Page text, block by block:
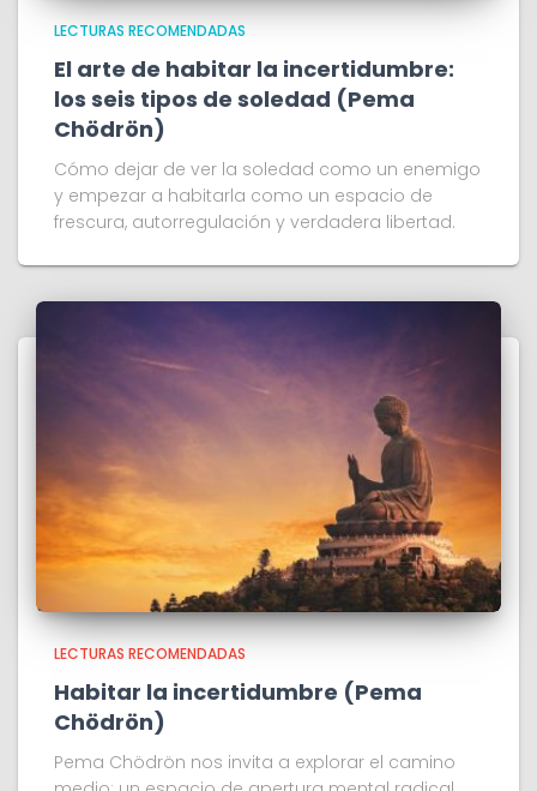
LECTURAS RECOMENDADAS
El arte de habitar la incertidumbre:
los seis tipos de soledad (Pema
Chödrön)
Cómo dejar de ver la soledad como un enemigo
y empezar a habitarla como un espacio de
frescura, autorregulación y verdadera libertad.
LECTURAS RECOMENDADAS
Habitar la incertidumbre (Pema
Chödrön)
Pema Chödrön nos invita a explorar el camino